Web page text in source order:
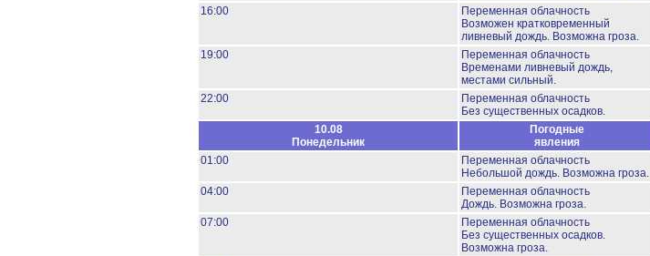
16:00
Переменная облачность
Возможен кратковременный
ливневый дождь. Возможна гроза.
19:00
Переменная облачность
Временами ливневый дождь,
местами сильный.
22:00
Переменная облачность
Без существенных осадков.
10.08
Понедельник
Погодные
явления
01:00
Переменная облачность
Небольшой дождь. Возможна гроза.
04:00
Переменная облачность
Дождь. Возможна гроза.
07:00
Переменная облачность
Без существенных осадков.
Возможна гроза.